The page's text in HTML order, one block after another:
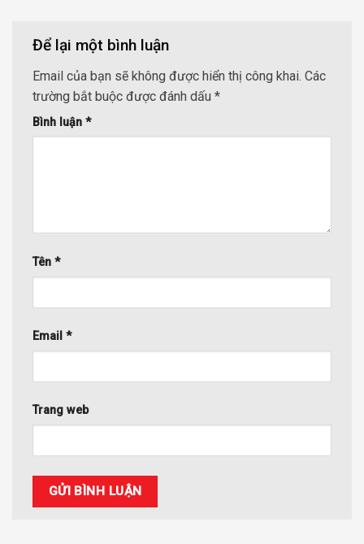
Để lại một bình luận
Email của bạn sẽ không được hiển thị công khai. Các
trường bắt buộc được đánh dấu *
Bình luận *
Tên *
Email *
Trang web